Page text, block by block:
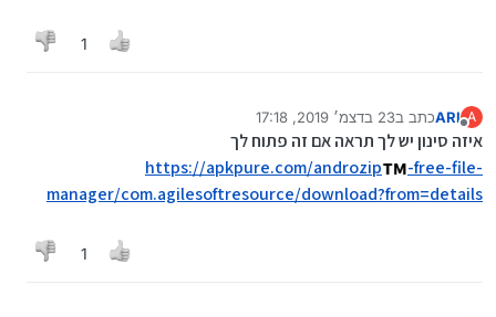
1
A
ARIכתב ב23 בדצמ׳ 2019, 17:18
נערך לאחרונה על ידי
איזה סינון יש לך תראה אם זה פתוח לך
https://apkpure.com/androzip
-free-file-
manager/com.agilesoftresource/download?from=details
1